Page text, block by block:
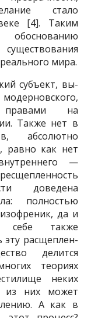
стало
[4]. Таким
мира.
субъект, вы­
на
Также нет в
абсолютно
равно как нет
—
доведена
полностью
да и
также
эту расщеплен­
делится
теориях
неких
из них может
А как в